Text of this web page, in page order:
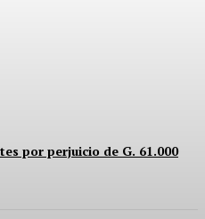
por perjuicio de G. 61.000